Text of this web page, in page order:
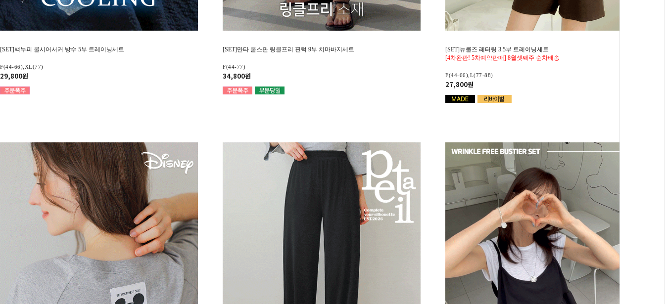
[SET]백누피 쿨시어서커 방수 5부 트레이닝세트
F(44-66),XL(77)
29,800원
[SET]만타 쿨스판 링클프리 핀턱 9부 치마바지세트
F(44-77)
34,800원
[SET]뉴룰즈 레터링 3.5부 트레이닝세트
[4차완판! 5차예약판매] 8월셋째주 순차배송
F(44-66),L(77-88)
27,800원